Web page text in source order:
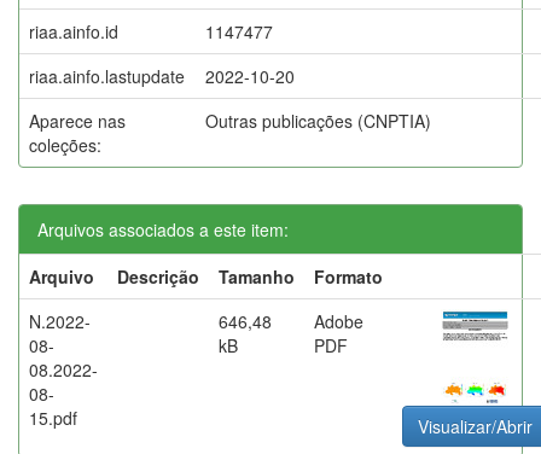
riaa.ainfo.id
1147477
riaa.ainfo.lastupdate
2022-10-20
Aparece nas
coleções:
Outras publicações (CNPTIA)
Arquivos associados a este item:
Arquivo
Descrição Tamanho
Formato
N.2022-
08-
08.2022-
08-
15.pdf
646,48
kB
Adobe
PDF
Visualizar/Abrir